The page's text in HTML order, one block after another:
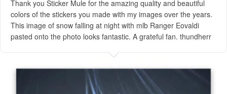
Thank you Sticker Mule for the amazing quality and beautiful
colors of the stickers you made with my images over the years.
This image of snow falling at night with mlb Ranger Eovaldi
pasted onto the photo looks fantastic. A grateful fan. thundherr